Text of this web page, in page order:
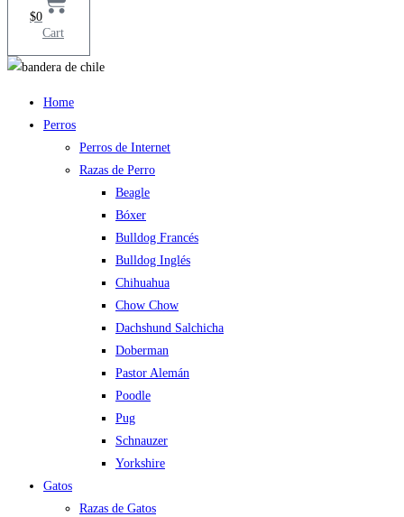
$0
Cart
Home
Perros
Perros de Internet
Razas de Perro
Beagle
Bóxer
Bulldog Francés
Bulldog Inglés
Chihuahua
Chow Chow
Dachshund Salchicha
Doberman
Pastor Alemán
Poodle
Pug
Schnauzer
Yorkshire
Gatos
Razas de Gatos